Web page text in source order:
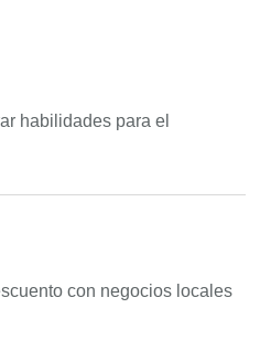
habilidades para el
con negocios locales